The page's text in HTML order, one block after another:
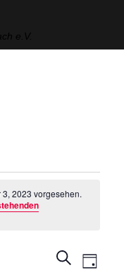
e.V.
2023 vorgesehen.
Suche
SUCHE
TAG